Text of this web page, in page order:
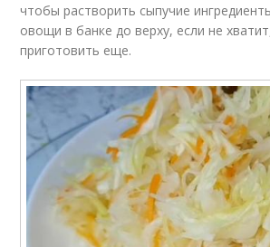
чтобы растворить сыпучие
овощи в банке до верху, если не
приготовить еще.